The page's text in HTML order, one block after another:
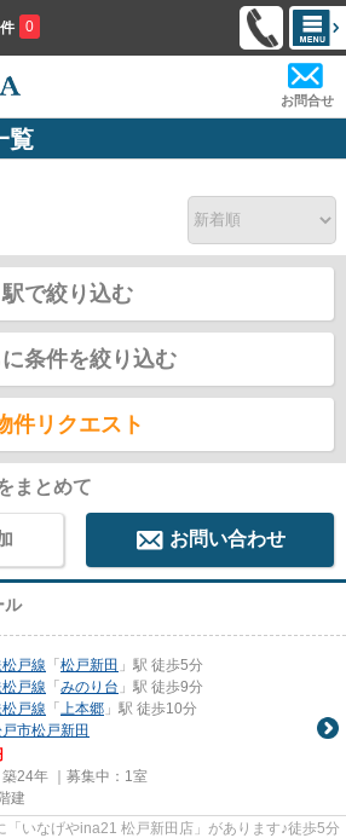
0
お問合せ
覧
駅で絞り込む
条件を絞り込む
件リクエスト
まとめて
お問い合わせ
ル
戸線 「 松戸新田 」駅 徒歩5分
戸線 「 みのり台 」駅 徒歩9分
戸線 「 上本郷 」駅 徒歩10分
市松戸新田
24年 ｜募集中： 1室
建
「いなげやina21 松戸新田店」があります♪徒歩5分